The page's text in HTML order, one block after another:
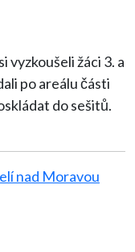
žáci 3. a
do sešitů.